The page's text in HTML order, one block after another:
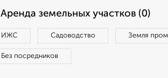
Аренда земельных участков (0)
ИЖС Садоводство Земля
Без посредников